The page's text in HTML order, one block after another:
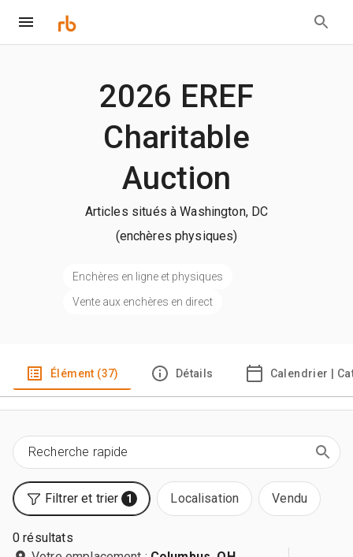
2026 EREF
Charitable
Auction
Articles situés à Washington, DC
(enchères physiques)
Enchères en ligne et physiques
Vente aux enchères en direct
Élément (37) Détails Calendrier |
Filtrer et trier 1 Localisation Vendu
0 résultats